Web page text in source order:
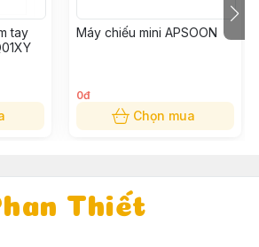
tay
Máy chiếu mini APSOON
0đ
Chọn mua
Thiết